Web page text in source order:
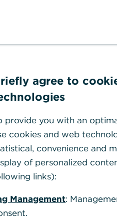
beim
agree to
provide you with an
cookies and web
convenience and
of personalized
links):
Management: